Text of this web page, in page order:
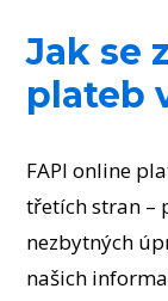
Jak se
plateb
FAPI online
třetích stran –
nezbytných
našich